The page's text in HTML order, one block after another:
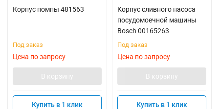
Корпус помпы 481563
Под заказ
Цена по запросу
В корзину
Купить в 1 клик
Корпус сливного насоса
посудомоечной машины
Bosch 00165263
Под заказ
Цена по запросу
В корзину
Купить в 1 клик